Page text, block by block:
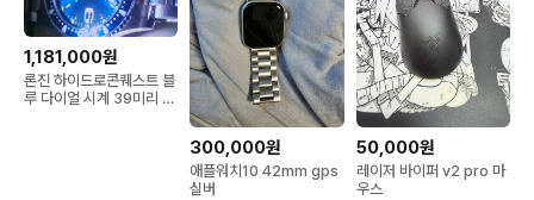
1,181,000원
론진 하이드로콘퀘스트 블
루 다이얼 시계 39미리 쿼
300,000원
애플워치10 42mm gps
실버
50,000원
레이저 바이퍼 v2 pro 마
우스